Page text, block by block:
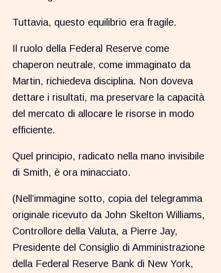
Tuttavia, questo equilibrio era fragile.
Il ruolo della Federal Reserve come
chaperon neutrale, come immaginato da
Martin, richiedeva disciplina. Non doveva
dettare i risultati, ma preservare la capacità
del mercato di allocare le risorse in modo
efficiente.
Quel principio, radicato nella mano invisibile
di Smith, è ora minacciato.
(Nell’immagine sotto, copia del telegramma
originale ricevuto da John Skelton Williams,
Controllore della Valuta, a Pierre Jay,
Presidente del Consiglio di Amministrazione
della Federal Reserve Bank di New York,